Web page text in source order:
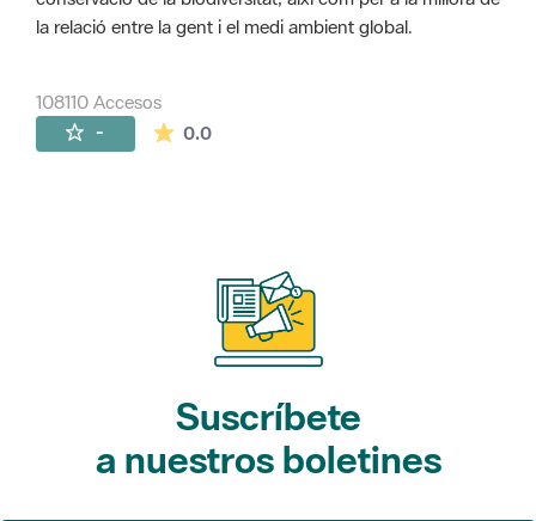
la relació entre la gent i el medi ambient global.
108110 Accesos
- 0.0La valoración media es de 0 estrellas de
Suscríbete
a nuestros boletines